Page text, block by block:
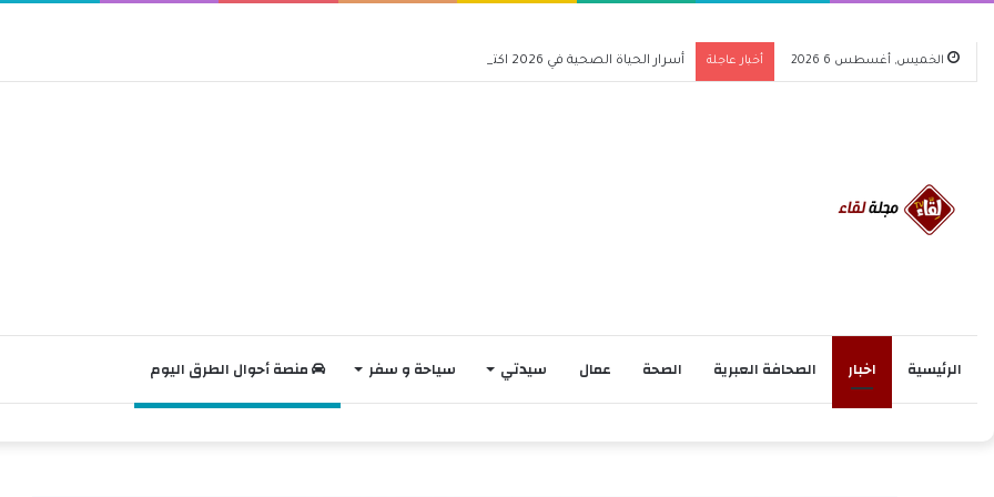
الخميس, أغسطس 6 2026 أخبار عاجلة أسرار الحياة الصحية في 2026 اكتشف كيف تغير حياتك للأفضل
الرئيسية اخبار الصحافة العبرية الصحة عمال سيدتي سياحة و سفر منصة أحوال الطرق اليوم